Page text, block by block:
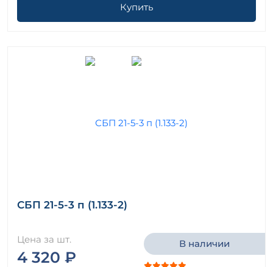
Купить
СБП 21-5-3 п (1.133-2)
Цена за шт.
4 320 ₽
В наличии